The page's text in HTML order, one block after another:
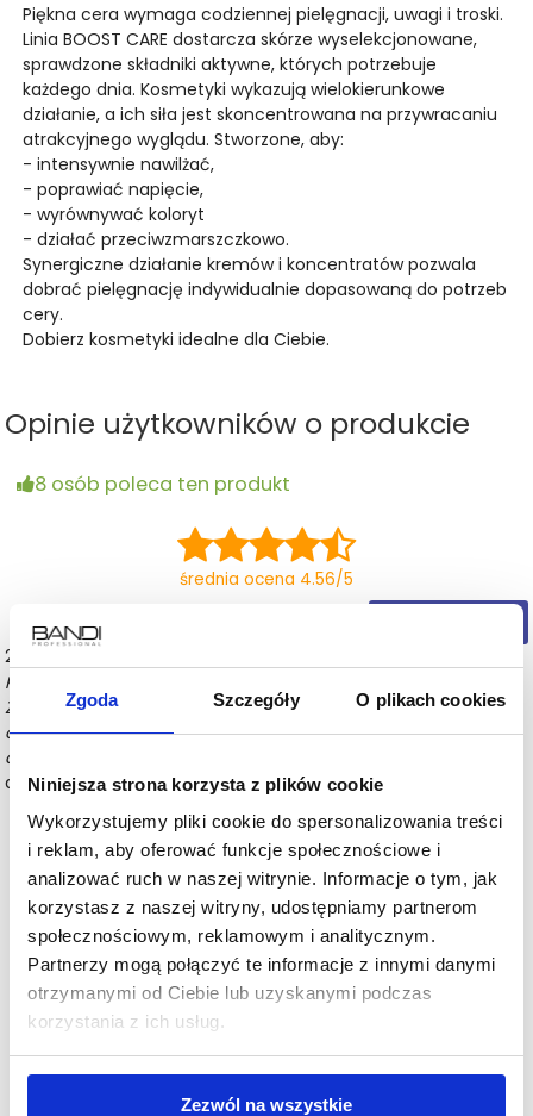
Zgoda Szczegóły O plikach cookies
Niniejsza strona korzysta z plików cookie
Wykorzystujemy pliki cookie do spersonalizowania treści
i reklam, aby oferować funkcje społecznościowe i
analizować ruch w naszej witrynie. Informacje o tym, jak
korzystasz z naszej witryny, udostępniamy partnerom
społecznościowym, reklamowym i analitycznym.
Partnerzy mogą połączyć te informacje z innymi danymi
otrzymanymi od Ciebie lub uzyskanymi podczas
korzystania z ich usług.
Zezwól na wszystkie
Piękna cera wymaga codziennej pielęgnacji, uwagi i troski.
Linia BOOST CARE dostarcza skórze wyselekcjonowane,
sprawdzone składniki aktywne, których potrzebuje
każdego dnia. Kosmetyki wykazują wielokierunkowe
działanie, a ich siła jest skoncentrowana na przywracaniu
atrakcyjnego wyglądu. Stworzone, aby:
- intensywnie nawilżać,
- poprawiać napięcie,
- wyrównywać koloryt
- działać przeciwzmarszczkowo.
Synergiczne działanie kremów i koncentratów pozwala
dobrać pielęgnację indywidualnie dopasowaną do potrzeb
cery.
Dobierz kosmetyki idealne dla Ciebie.
Opinie użytkowników o produkcie
8 osób poleca ten produkt
średnia ocena 4.56/5
2026-07-21
Krem ma brzydki zapach, konsystencja też jakby trochę inna.
Zawsze był super bo używałam od lat. Niestety sklep nie
odpowiedział przez ponad tydzień na pytanie czy zmienili skład,
co może mieć wpływ na nie pożądany zapach. Nie polecam.
dodany przez: Anna
Bardzo nam przykro, że produkt nie spełnił Pani oczekiwań.
Szczegółowo odpowiemy na Pani wiadomość drogą
mailową, wyjaśniając, jakie zmiany zostały wprowadzone w
produktach z tej serii, a także dostosujemy rekompensatę.
Jeszcze raz przepraszamy za zaistniałą sytuację i
dziękujemy za zgłoszenie.